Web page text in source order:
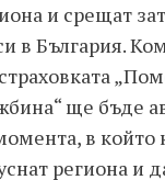
и срещат
в България.
ще бъде
в който
региона и